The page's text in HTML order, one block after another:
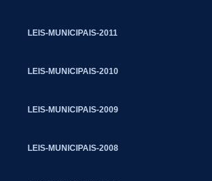
LEIS-MUNICIPAIS-2011
LEIS-MUNICIPAIS-2010
LEIS-MUNICIPAIS-2009
LEIS-MUNICIPAIS-2008